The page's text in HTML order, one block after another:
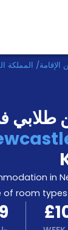
GBPالإقامة/ المملكة
in
of room
9